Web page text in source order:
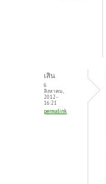
เสิน
6
สิงหาคม,
2012 -
16:21
permalink